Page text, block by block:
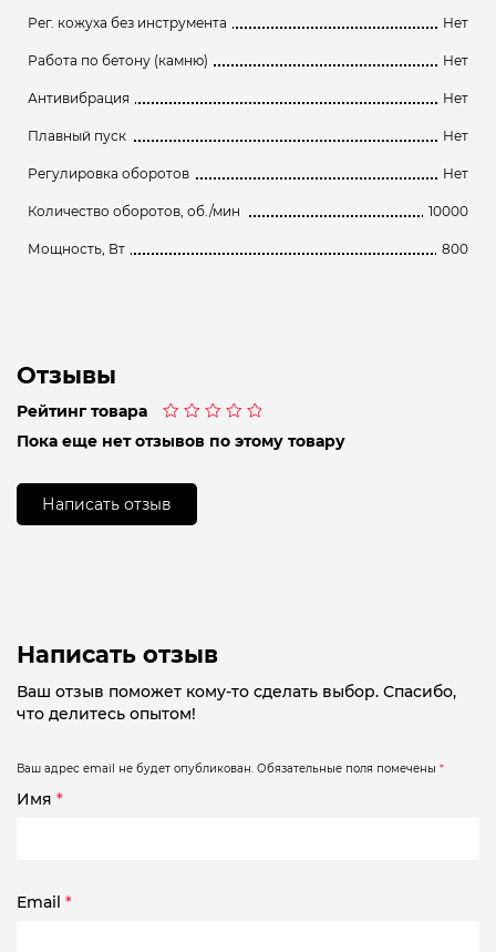
Рег. кожуха без инструмента Нет
Работа по бетону (камню) Нет
Антивибрация Нет
Плавный пуск Нет
Регулировка оборотов Нет
Количество оборотов, об./мин 10000
Мощность, Вт 800
Отзывы
Рейтинг товара
0
Пока еще нет отзывов по этому товару
Написать отзыв
Написать отзыв
Ваш отзыв поможет кому-то сделать выбор. Спасибо,
что делитесь опытом!
Ваш адрес email не будет опубликован. Обязательные поля помечены *
Имя *
Email *